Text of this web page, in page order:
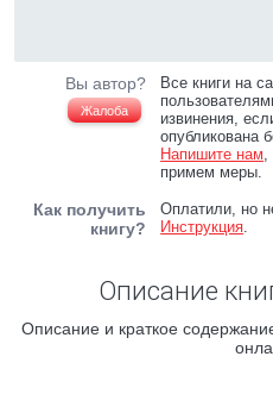
Вы автор?
Жалоба
Все книги на
извинения,
опубликована
Напишите нам,
примем меры.
Как получить
книгу?
Оплатили, но
Инструкция.
Описание
Описание и краткое